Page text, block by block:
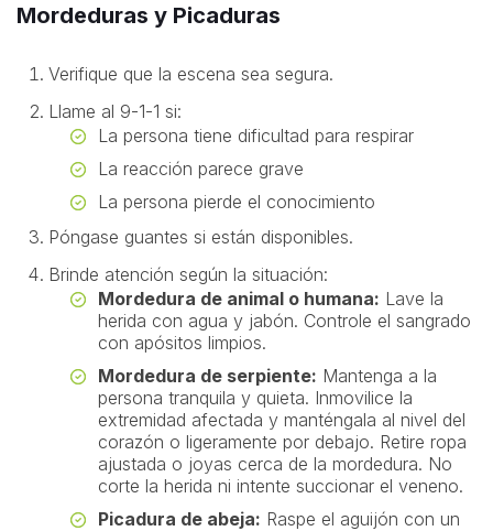
Mordeduras y Picaduras
Verifique que la escena sea segura.
Llame al 9-1-1 si:
La persona tiene dificultad para respirar
La reacción parece grave
La persona pierde el conocimiento
Póngase guantes si están disponibles.
Brinde atención según la situación:
Mordedura de animal o humana: Lave la
herida con agua y jabón. Controle el sangrado
con apósitos limpios.
Mordedura de serpiente: Mantenga a la
persona tranquila y quieta. Inmovilice la
extremidad afectada y manténgala al nivel del
corazón o ligeramente por debajo. Retire ropa
ajustada o joyas cerca de la mordedura. No
corte la herida ni intente succionar el veneno.
Picadura de abeja: Raspe el aguijón con un